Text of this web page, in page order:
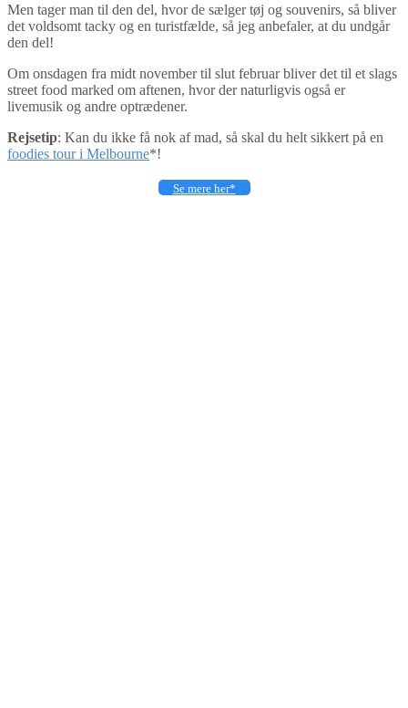
Men tager man til den del, hvor de sælger tøj og souvenirs, så bliver
det voldsomt tacky og en turistfælde, så jeg anbefaler, at du undgår
den del!
Om onsdagen fra midt november til slut februar bliver det til et slags
street food marked om aftenen, hvor der naturligvis også er
livemusik og andre optrædener.
Rejsetip: Kan du ikke få nok af mad, så skal du helt sikkert på en
foodies tour i Melbourne*!
Se mere her*